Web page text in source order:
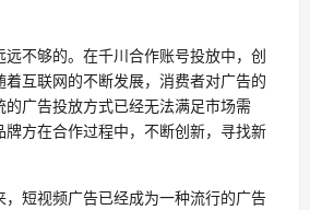
不够的。在千川合作账号投放中，创
互联网的不断发展，消费者对广告的
广告投放方式已经无法满足市场需
方在合作过程中，不断创新，寻找新
，短视频广告已经成为一种流行的广告